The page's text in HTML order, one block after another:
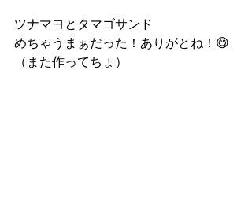
ツナマヨとタマゴサンド
めちゃうまぁだった！ありがとね！😋
（また作ってちょ）